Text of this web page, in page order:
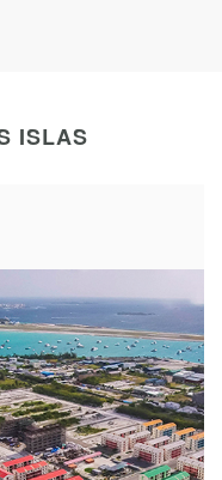
ISLAS